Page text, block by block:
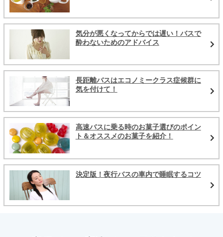
気分が悪くなってからでは遅い！バスで
酔わないためのアドバイス
長距離バスはエコノミークラス症候群に
気を付けて！
高速バスに乗る時のお菓子選びのポイン
ト＆オススメのお菓子を紹介！
決定版！夜行バスの車内で睡眠するコツ